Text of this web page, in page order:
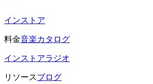
インストア
料金音楽カタログ
インストアラジオ
リソースブログ